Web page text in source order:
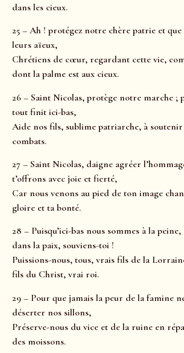
dans les cieux.
25 – Ah ! protégez notre chère patrie et que
leurs aïeux,
Chrétiens de cœur, regardant cette vie,
dont la palme est aux cieux.
26 – Saint Nicolas, protège notre marche ;
tout finit ici-bas,
Aide nos fils, sublime patriarche, à
combats.
27 – Saint Nicolas, daigne agréer
t’offrons avec joie et fierté,
Car nous venons au pied de ton image
gloire et ta bonté.
28 – Puisqu’ici-bas nous sommes à la
dans la paix, souviens-toi !
Puissions-nous, tous, vrais fils de la
fils du Christ, vrai roi.
29 – Pour que jamais la peur de la famine
déserter nos sillons,
Préserve-nous du vice et de la ruine en
des moissons.